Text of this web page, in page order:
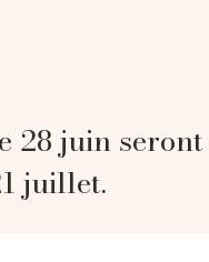
28 juin
juillet.